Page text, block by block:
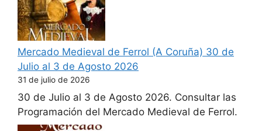
Mercado Medieval de Ferrol (A Coruña) 30 de
Julio al 3 de Agosto 2026
31 de julio de 2026
30 de Julio al 3 de Agosto 2026. Consultar las
Programación del Mercado Medieval de Ferrol.